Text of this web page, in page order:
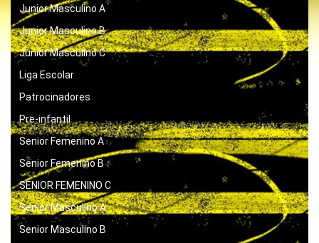
Junior Masculino A
Junior Masculino B
Junior Masculino C
Liga Escolar
Patrocinadores
Pre-infantil
Senior Femenino A
Senior Femenino B
SENIOR FEMENINO C
Senior Masculino A
Senior Masculino B